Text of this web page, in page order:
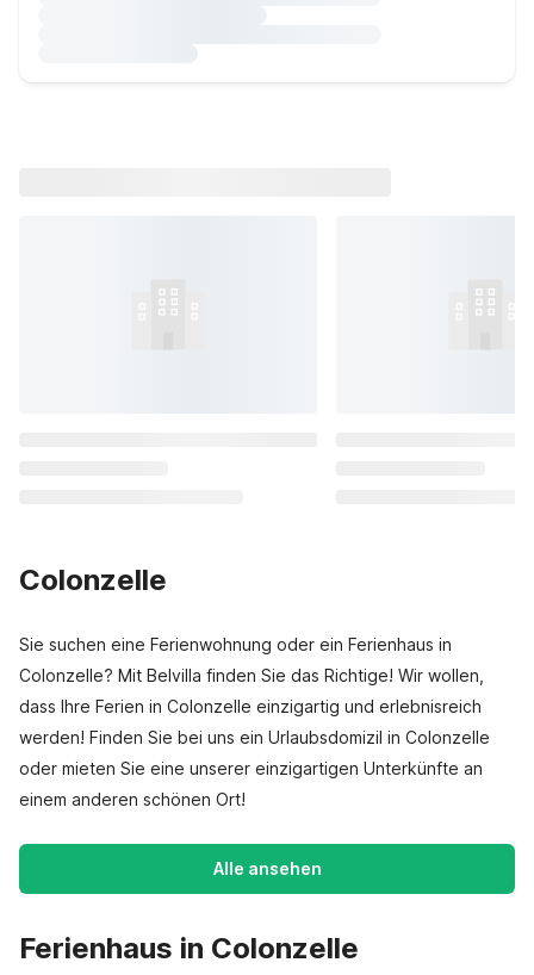
Colonzelle
Sie suchen eine Ferienwohnung oder ein Ferienhaus in
Colonzelle? Mit Belvilla finden Sie das Richtige! Wir wollen,
dass Ihre Ferien in Colonzelle einzigartig und erlebnisreich
werden! Finden Sie bei uns ein Urlaubsdomizil in Colonzelle
oder mieten Sie eine unserer einzigartigen Unterkünfte an
einem anderen schönen Ort!
Alle ansehen
Ferienhaus in Colonzelle